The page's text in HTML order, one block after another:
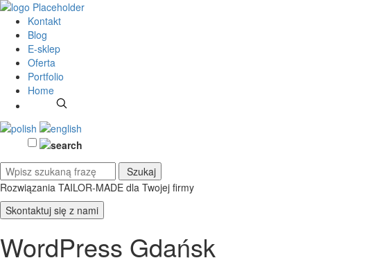
Kontakt
Blog
E-sklep
Oferta
Portfolio
Home
Rozwiązania TAILOR-MADE dla Twojej firmy
Skontaktuj się z nami
WordPress Gdańsk